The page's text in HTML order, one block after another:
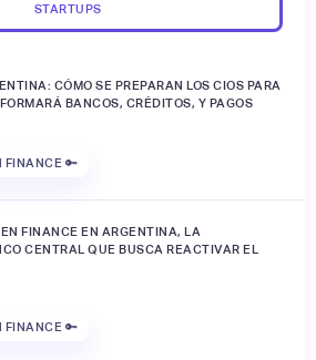
STARTUPS
CÓMO SE PREPARAN LOS CIOS PARA
BANCOS, CRÉDITOS, Y PAGOS
FINANCE 🔑
FINANCE EN ARGENTINA, LA
CENTRAL QUE BUSCA REACTIVAR EL
FINANCE 🔑